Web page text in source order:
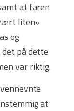
at faren
liten»
og
på dette
var riktig.
at